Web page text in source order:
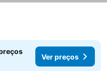
Ver preços